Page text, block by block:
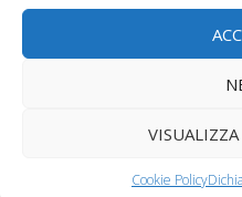
Cookie Policy
Nureflex? I medicinali